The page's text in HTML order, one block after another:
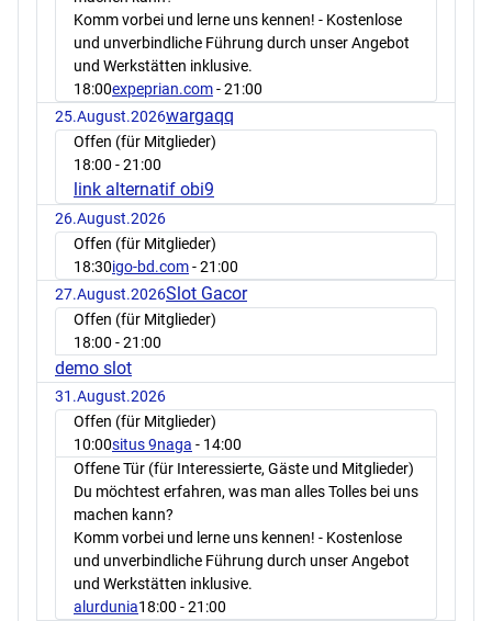
Komm vorbei und lerne uns kennen! - Kostenlose
und unverbindliche Führung durch unser Angebot
und Werkstätten inklusive.
18:00expeprian.com- 21:00
25.August.2026wargaqq
Offen (für Mitglieder)
18:00 - 21:00
link alternatif obi9
26.August.2026
Offen (für Mitglieder)
18:30igo-bd.com- 21:00
27.August.2026Slot Gacor
Offen (für Mitglieder)
18:00 - 21:00
demo slot
31.August.2026
Offen (für Mitglieder)
10:00situs 9naga - 14:00
Offene Tür (für Interessierte, Gäste und Mitglieder)
Du möchtest erfahren, was man alles Tolles bei uns
machen kann?
Komm vorbei und lerne uns kennen! - Kostenlose
und unverbindliche Führung durch unser Angebot
und Werkstätten inklusive.
alurdunia18:00 - 21:00